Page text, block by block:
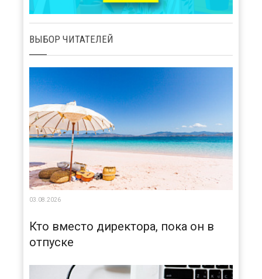
ВЫБОР ЧИТАТЕЛЕЙ
03.08.2026
Кто вместо директора, пока он в
отпуске